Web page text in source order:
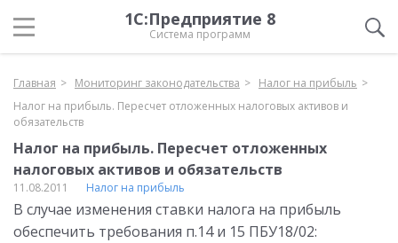
1С:Предприятие 8
Система программ
Главная Мониторинг законодательства
Налог на прибыль
Налог на прибыль. Пересчет отложенных налоговых активов и
обязательств
Налог на прибыль. Пересчет отложенных
налоговых активов и обязательств
11.08.2011 Налог на прибыль
В случае изменения ставки налога на прибыль
обеспечить требования п.14 и 15 ПБУ18/02: